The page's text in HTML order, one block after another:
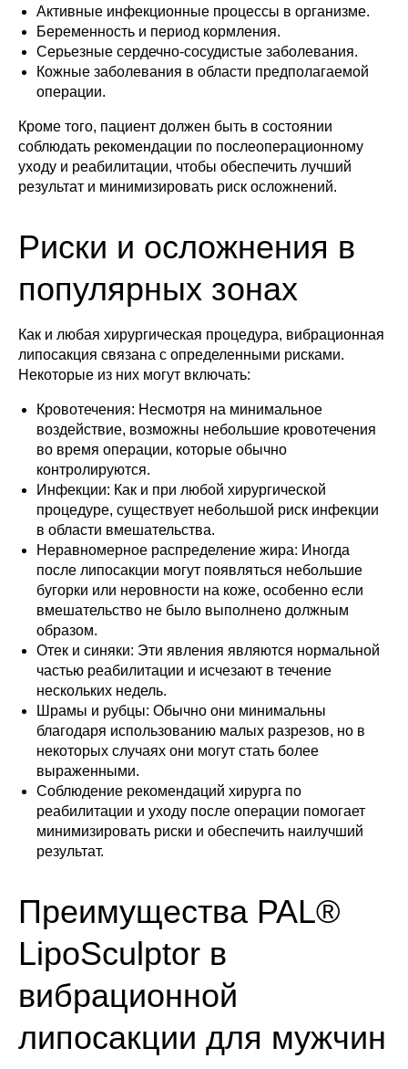
Активные инфекционные процессы в организме.
Беременность и период кормления.
Серьезные сердечно-сосудистые заболевания.
Кожные заболевания в области предполагаемой
операции.
Кроме того, пациент должен быть в состоянии
соблюдать рекомендации по послеоперационному
уходу и реабилитации, чтобы обеспечить лучший
результат и минимизировать риск осложнений.
Риски и осложнения в
популярных зонах
Как и любая хирургическая процедура, вибрационная
липосакция связана с определенными рисками.
Некоторые из них могут включать:
Кровотечения: Несмотря на минимальное
воздействие, возможны небольшие кровотечения
во время операции, которые обычно
контролируются.
Инфекции: Как и при любой хирургической
процедуре, существует небольшой риск инфекции
в области вмешательства.
Неравномерное распределение жира: Иногда
после липосакции могут появляться небольшие
бугорки или неровности на коже, особенно если
вмешательство не было выполнено должным
образом.
Отек и синяки: Эти явления являются нормальной
частью реабилитации и исчезают в течение
нескольких недель.
Шрамы и рубцы: Обычно они минимальны
благодаря использованию малых разрезов, но в
некоторых случаях они могут стать более
выраженными.
Соблюдение рекомендаций хирурга по
реабилитации и уходу после операции помогает
минимизировать риски и обеспечить наилучший
результат.
Преимущества PAL®
LipoSculptor в
вибрационной
липосакции для мужчин
Остались вопросы?
Отправьте свои контакты, и наш
специалист свяжется с вами в ближайшее
Имя
Телефон
+7